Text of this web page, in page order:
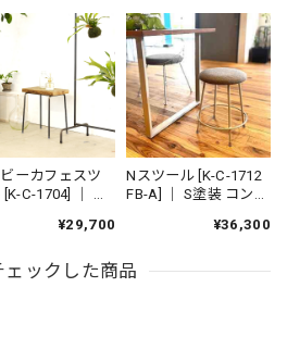
ーカフェスツ
C-1704] ｜ 古
ン 玄関インテリ
¥29,700
Nスツール [K-C-1712
FB-A] ｜ S塗装 コンパ
アイアン ミニマル 鉄
¥36,300
ェックした商品